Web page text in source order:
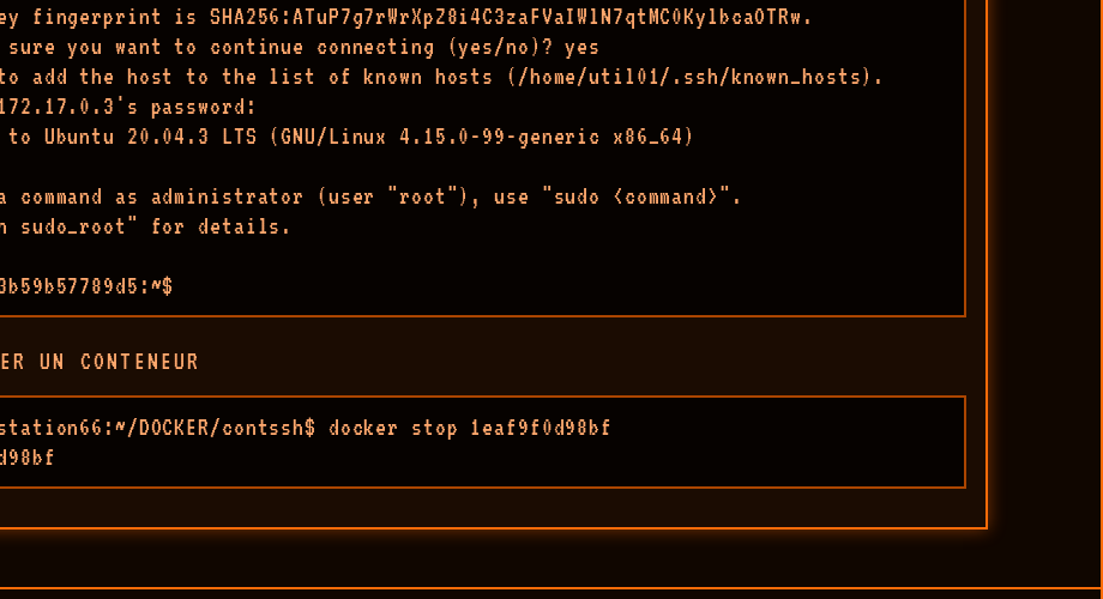
fingerprint is SHA256:ATuP7g7rWrXpZ8i4C3zaFVaIWlN7qtMC0KylbcaOTRw.
sure you want to continue connecting (yes/no)? yes
add the host to the list of known hosts (/home/util01/.ssh/known_hosts).
password:
to Ubuntu 20.04.3 LTS (GNU/Linux 4.15.0-99-generic x86_64)
command as administrator (user "root"), use "sudo <command>".
sudo_root" for details.
UN CONTENEUR
DOCKER/contssh$ docker stop 1eaf9f0d98bf